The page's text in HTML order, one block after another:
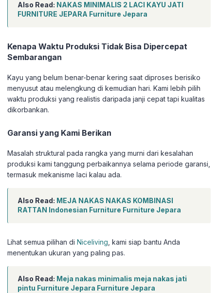
Also Read: NAKAS MINIMALIS 2 LACI KAYU JATI
FURNITURE JEPARA Furniture Jepara
Kenapa Waktu Produksi Tidak Bisa Dipercepat
Sembarangan
Kayu yang belum benar-benar kering saat diproses berisiko
menyusut atau melengkung di kemudian hari. Kami lebih pilih
waktu produksi yang realistis daripada janji cepat tapi kualitas
dikorbankan.
Garansi yang Kami Berikan
Masalah struktural pada rangka yang murni dari kesalahan
produksi kami tanggung perbaikannya selama periode garansi,
termasuk mekanisme laci kalau ada.
Also Read: MEJA NAKAS NAKAS KOMBINASI
RATTAN Indonesian Furniture Furniture Jepara
Lihat semua pilihan di Niceliving , kami siap bantu Anda
menentukan ukuran yang paling pas.
Also Read: Meja nakas minimalis meja nakas jati
pintu Furniture Jepara Furniture Jepara